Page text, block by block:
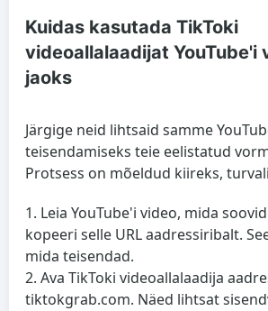
Kuidas kasutada TikToki
videoallalaadijat YouTube'i
jaoks
Järgige neid lihtsaid samme
teisendamiseks teie eelistatud
Protsess on mõeldud kiireks,
Leia YouTube'i video, mida
kopeeri selle URL aadressiribalt.
mida teisendad.
Ava TikToki videoallalaadija
tiktokgrab.com. Näed lihtsat